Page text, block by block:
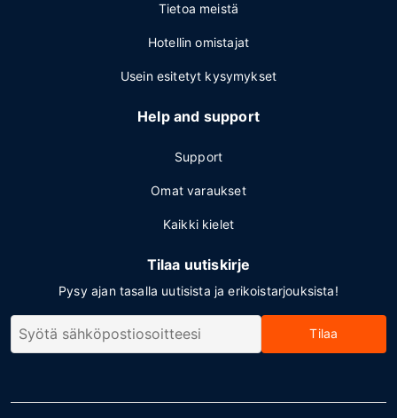
Tietoa meistä
Hotellin omistajat
Usein esitetyt kysymykset
Help and support
Support
Omat varaukset
Kaikki kielet
Tilaa uutiskirje
Pysy ajan tasalla uutisista ja erikoistarjouksista!
Tilaa